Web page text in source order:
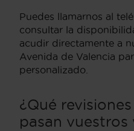
Puedes llamarnos al
consultar la
acudir directamente a
Avenida de Valencia
personalizado.
¿Qué
pasan vuestros